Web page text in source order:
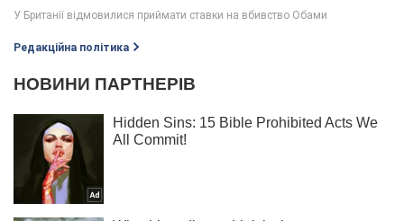
Редакційна політика